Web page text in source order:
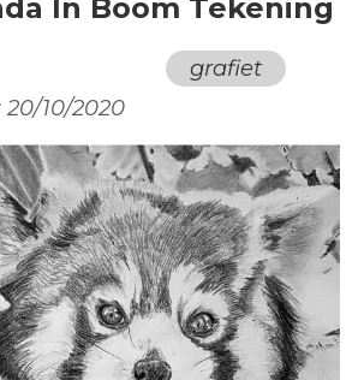
In Boom Tekening
grafiet
20/10/2020